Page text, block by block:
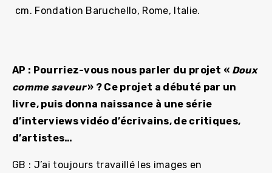
cm. Fondation Baruchello, Rome, Italie.
AP : Pourriez-vous nous parler du projet « Doux
comme saveur» ? Ce projet a débuté par un
livre, puis donna naissance à une série
d’interviews vidéo d’écrivains, de critiques,
d’artistes…
GB : J’ai toujours travaillé les images en